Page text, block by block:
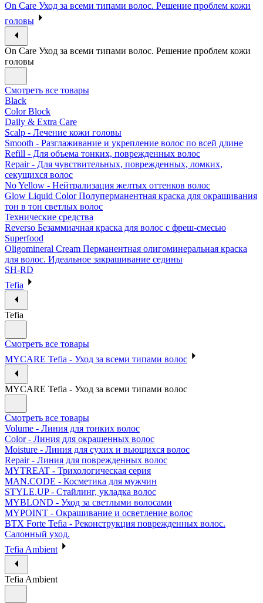
On Care Уход за всеми типами волос. Решение проблем кожи
головы
On Care Уход за всеми типами волос. Решение проблем кожи
головы
Смотреть все товары
Black
Color Block
Daily & Extra Care
Scalp - Лечение кожи головы
Smooth - Разглаживание и укрепление волос по всей длине
Refill - Для объема тонких, поврежденных волос
Repair - Для чувствительных, поврежденных, ломких,
секущихся волос
No Yellow - Нейтрализация желтых оттенков волос
Glow Liquid Color Полуперманентная краска для окрашивания
тон в тон светлых волос
Технические средства
Reverso Безаммиачная краска для волос с фреш-смесью
Superfood
Oligomineral Cream Перманентная олигоминеральная краска
для волос. Идеальное закрашивание седины
SH-RD
Tefia
Tefia
Смотреть все товары
MYCARE Tefia - Уход за всеми типами волос
MYCARE Tefia - Уход за всеми типами волос
Смотреть все товары
Volume - Линия для тонких волос
Color - Линия для окрашенных волос
Moisture - Линия для сухих и вьющихся волос
Repair - Линия для поврежденных волос
MYTREAT - Трихологическая серия
MAN.CODE - Косметика для мужчин
STYLE.UP - Стайлинг, укладка волос
MYBLOND - Уход за светлыми волосами
MYPOINT - Окрашивание и осветление волос
BTX Forte Tefia - Реконструкция поврежденных волос.
Салонный уход.
Tefia Ambient
Tefia Ambient